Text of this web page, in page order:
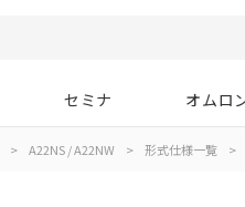
セミナ オムロ
> A22NS / A22NW > 形式仕様一覧 >